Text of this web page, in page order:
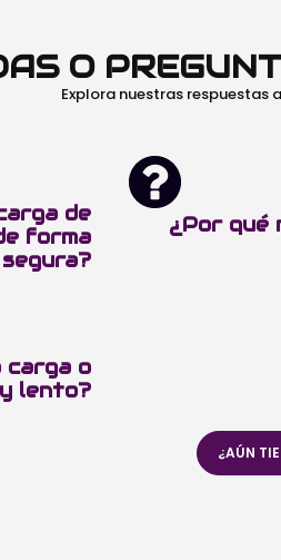
O
Explora nuestras respuestas
de
forma
segura?
¿Por qué
carga o
lento?
¿AÚN